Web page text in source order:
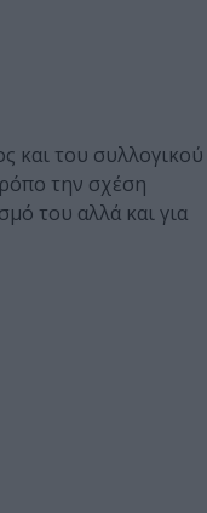
και του συλλογικού
την σχέση
του αλλά και για